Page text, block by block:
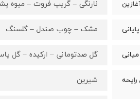
نارنگی – گریپ فروت – میوه
مشک – چوب صندل – گلسنگ
گل صدتومانی – ارکیده – گل
رایحه شیرین